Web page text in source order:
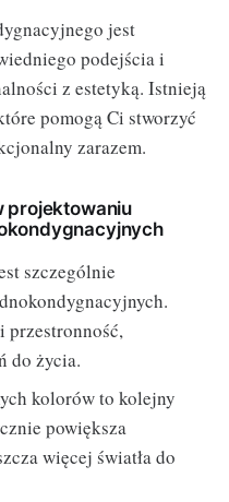
jest
podejścia i
z estetyką. Istnieją
pomogą Ci stworzyć
zarazem.
projektowaniu
szczególnie
przestronność,
do życia.
kolorów to kolejny
powiększa
więcej światła do